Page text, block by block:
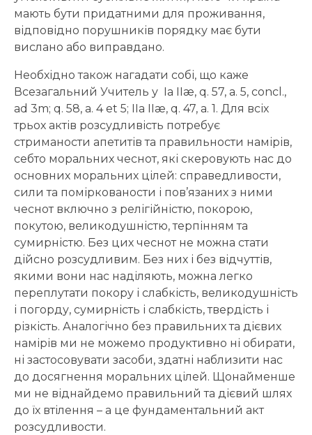
мають бути придатними для проживання,
відповідно порушників порядку має бути
вислано або виправдано.
Необхідно також нагадати собі, що каже
Всезагальний Учитель у Ia IIæ, q. 57, a. 5, concl.,
ad 3m; q. 58, a. 4 et 5; IIa IIæ, q. 47, a. 1. Для всіх
трьох актів розсудливість потребує
стриманости апетитів та правильности намірів,
себто моральних чеснот, які скеровують нас до
основних моральних цілей: справедливости,
сили та поміркованости і пов’язаних з ними
чеснот включно з релігійністю, покорою,
покутою, великодушністю, терпінням та
сумирністю. Без цих чеснот не можна стати
дійсно розсудливим. Без них і без відчуттів,
якими вони нас наділяють, можна легко
переплутати покору і слабкість, великодушність
і погорду, сумирність і слабкість, твердість і
різкість. Аналогічно без правильних та дієвих
намірів ми не можемо продуктивно ні обирати,
ні застосовувати засоби, здатні наблизити нас
до досягнення моральних цілей. Щонайменше
ми не віднайдемо правильний та дієвий шлях
до їх втілення – а це фундаментальний акт
розсудливости.